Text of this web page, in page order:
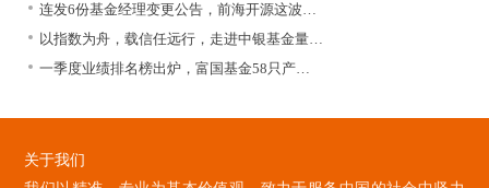
连发6份基金经理变更公告，前海开源这波…
以指数为舟，载信任远行，走进中银基金量…
一季度业绩排名榜出炉，富国基金58只产…
关于我们